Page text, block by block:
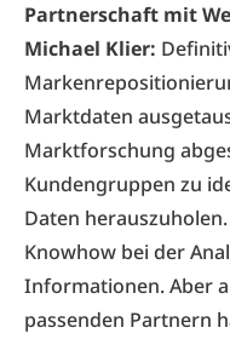
Partnerschaft mit
Michael Klier:
Marktdaten
Marktforschung
Kundengruppen zu
Daten
Knowhow bei der
Informationen. Aber
passenden Partnern